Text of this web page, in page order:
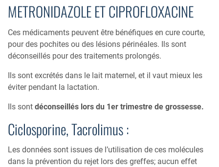
METRONIDAZOLE ET CIPROFLOXACINE
Ces médicaments peuvent être bénéfiques en cure courte,
pour des pochites ou des lésions périnéales. Ils sont
déconseillés pour des traitements prolongés.
Ils sont excrétés dans le lait maternel, et il vaut mieux les
éviter pendant la lactation.
Ils sont déconseillés lors du 1er trimestre de grossesse.
Ciclosporine, Tacrolimus :
Les données sont issues de l’utilisation de ces molécules
dans la prévention du rejet lors des greffes; aucun effet